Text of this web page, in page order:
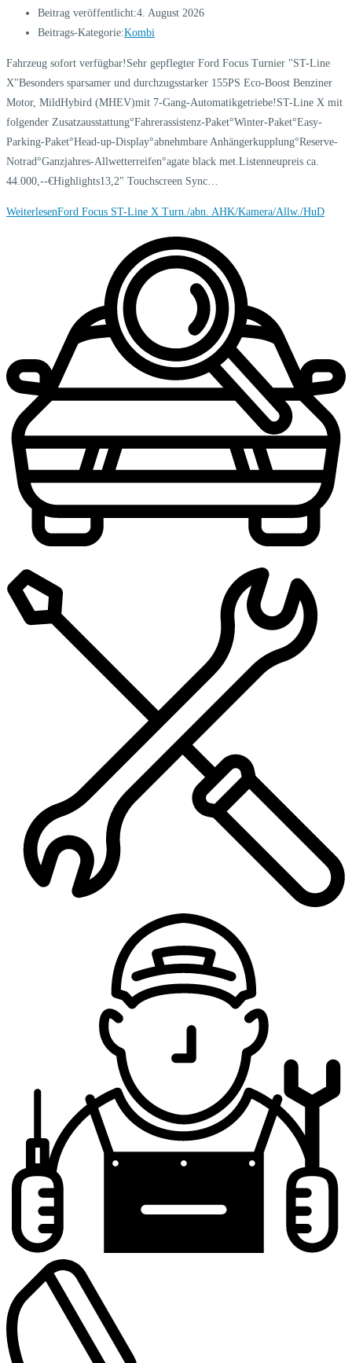
Beitrag veröffentlicht:4. August 2026
Beitrags-Kategorie:Kombi
Fahrzeug sofort verfügbar!Sehr gepflegter Ford Focus Turnier "ST-Line
X"Besonders sparsamer und durchzugsstarker 155PS Eco-Boost Benziner
Motor, MildHybird (MHEV)mit 7-Gang-Automatikgetriebe!ST-Line X mit
folgender Zusatzausstattung°Fahrerassistenz-Paket°Winter-Paket°Easy-
Parking-Paket°Head-up-Display°abnehmbare Anhängerkupplung°Reserve-
Notrad°Ganzjahres-Allwetterreifen°agate black met.Listenneupreis ca.
44.000,--€Highlights13,2" Touchscreen Sync…
WeiterlesenFord Focus ST-Line X Turn./abn. AHK/Kamera/Allw./HuD